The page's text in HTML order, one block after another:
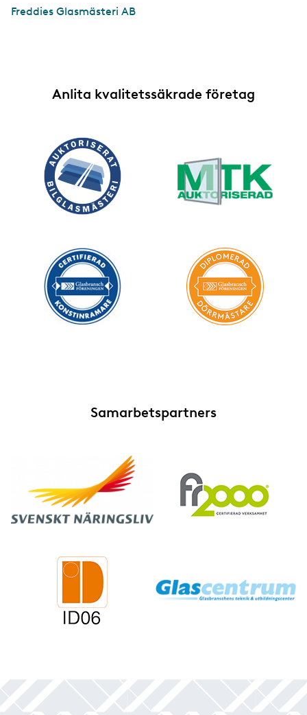
Freddies Glasmästeri AB
Anlita kvalitetssäkrade företag
Samarbetspartners